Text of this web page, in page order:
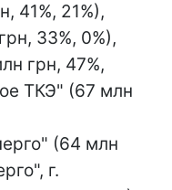
41%, 21%),
33%, 0%),
грн, 47%,
ТКЭ" (67 млн
(64 млн
г.